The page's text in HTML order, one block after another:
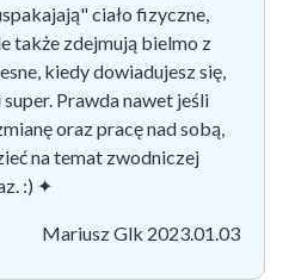
ciało fizyczne,
także zdejmują bielmo z
kiedy dowiadujesz się,
Prawda nawet jeśli
oraz pracę nad sobą,
na temat zwodniczej
:) ✦
Mariusz Glk 2023.01.03